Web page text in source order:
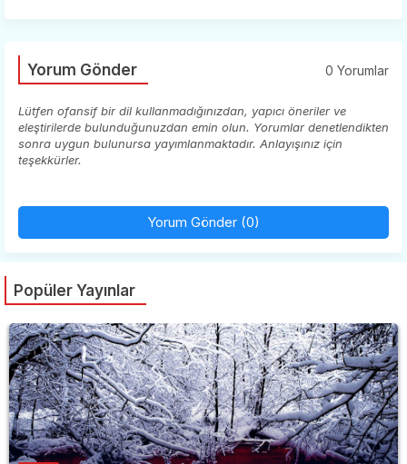
Yorum Gönder 0 Yorumlar
Lütfen ofansif bir dil kullanmadığınızdan, yapıcı öneriler ve
eleştirilerde bulunduğunuzdan emin olun. Yorumlar denetlendikten
sonra uygun bulunursa yayımlanmaktadır. Anlayışınız için
teşekkürler.
Yorum Gönder (0)
Popüler Yayınlar